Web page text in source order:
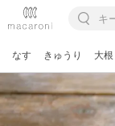
なす きゅうり 大根